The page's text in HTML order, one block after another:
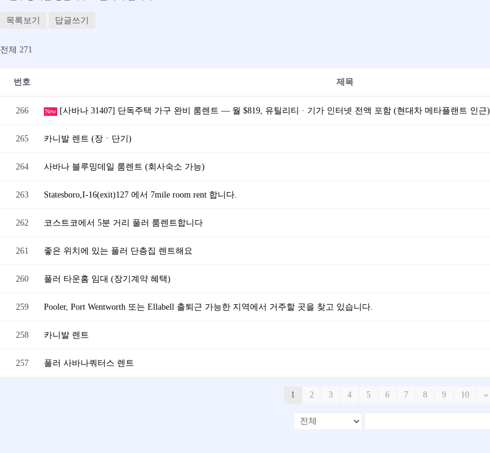
목록보기 답글쓰기
전체 271
번호 제목
266 New [사바나 31407] 단독주택 가구 완비 룸렌트 — 월 $819, 유틸리티 · 기가 인터넷 전액 포함 (현대차 메타플랜트 인근)
265 카니발 렌트 (장ㆍ단기)
264 사바나 블루밍데일 룸렌트 (회사숙소 가능)
263 Statesboro,I-16(exit)127 에서 7mile room rent 합니다.
262 코스트코에서 5분 거리 풀러 룸렌트합니다
261 좋은 위치에 있는 풀러 단층집 렌트해요
260 풀러 타운홈 임대 (장기계약 혜택)
259 Pooler, Port Wentworth 또는 Ellabell 출퇴근 가능한 지역에서 거주할 곳을 찾고 있습니다.
258 카니발 렌트
257 풀러 사바나쿼터스 렌트
1 2 3 4 5 6 7 8 9 10 »